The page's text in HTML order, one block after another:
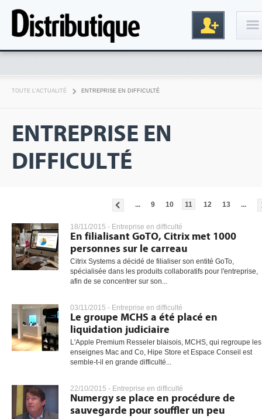
TOUTE L'ACTUALITÉ ENTREPRISE EN DIFFICULTÉ
ENTREPRISE EN
DIFFICULTÉ
... 9 10 11 12 13 ...
18/11/2015 - Entreprise en difficulté
En filialisant GoTO, Citrix met 1000
personnes sur le carreau
Citrix Systems a décidé de filialiser son entité GoTo,
spécialisée dans les produits collaboratifs pour l'entreprise,
afin de se concentrer sur son...
03/11/2015 - Entreprise en difficulté
Le groupe MCHS a été placé en
liquidation judiciaire
L'Apple Premium Resseler blaisois, MCHS, qui regroupe les
enseignes Mac and Co, Hipe Store et Espace Conseil est
semble-t-il en grande difficulté...
22/10/2015 - Entreprise en difficulté
Numergy se place en procédure de
sauvegarde pour souffler un peu